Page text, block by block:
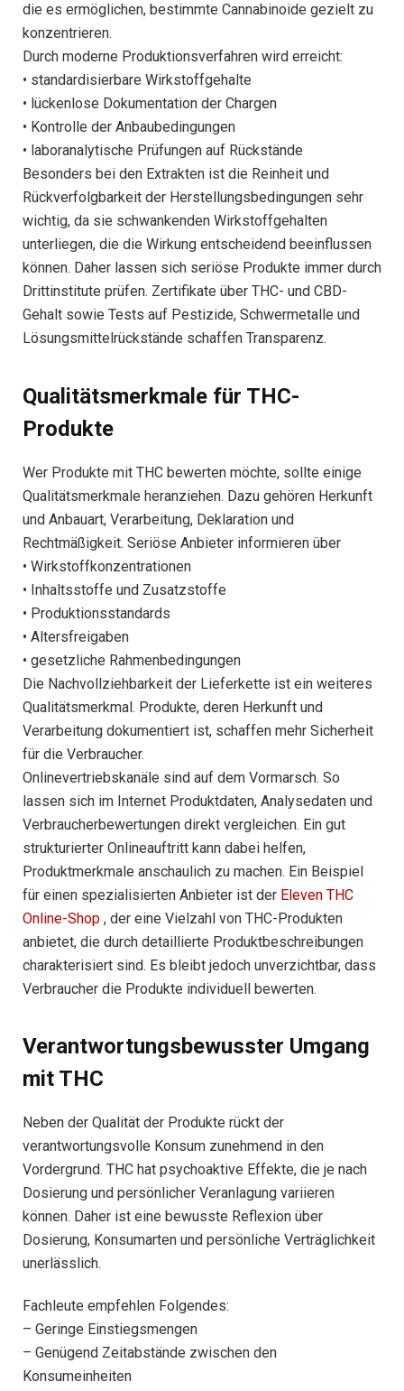
die es ermöglichen, bestimmte Cannabinoide gezielt zu
konzentrieren.
Durch moderne Produktionsverfahren wird erreicht:
• standardisierbare Wirkstoffgehalte
• lückenlose Dokumentation der Chargen
• Kontrolle der Anbaubedingungen
• laboranalytische Prüfungen auf Rückstände
Besonders bei den Extrakten ist die Reinheit und
Rückverfolgbarkeit der Herstellungsbedingungen sehr
wichtig, da sie schwankenden Wirkstoffgehalten
unterliegen, die die Wirkung entscheidend beeinflussen
können. Daher lassen sich seriöse Produkte immer durch
Drittinstitute prüfen. Zertifikate über THC- und CBD-
Gehalt sowie Tests auf Pestizide, Schwermetalle und
Lösungsmittelrückstände schaffen Transparenz.
Qualitätsmerkmale für THC-
Produkte
Wer Produkte mit THC bewerten möchte, sollte einige
Qualitätsmerkmale heranziehen. Dazu gehören Herkunft
und Anbauart, Verarbeitung, Deklaration und
Rechtmäßigkeit. Seriöse Anbieter informieren über
• Wirkstoffkonzentrationen
• Inhaltsstoffe und Zusatzstoffe
• Produktionsstandards
• Altersfreigaben
• gesetzliche Rahmenbedingungen
Die Nachvollziehbarkeit der Lieferkette ist ein weiteres
Qualitätsmerkmal. Produkte, deren Herkunft und
Verarbeitung dokumentiert ist, schaffen mehr Sicherheit
für die Verbraucher.
Onlinevertriebskanäle sind auf dem Vormarsch. So
lassen sich im Internet Produktdaten, Analysedaten und
Verbraucherbewertungen direkt vergleichen. Ein gut
strukturierter Onlineauftritt kann dabei helfen,
Produktmerkmale anschaulich zu machen. Ein Beispiel
für einen spezialisierten Anbieter ist der Eleven THC
Online-Shop , der eine Vielzahl von THC-Produkten
anbietet, die durch detaillierte Produktbeschreibungen
charakterisiert sind. Es bleibt jedoch unverzichtbar, dass
Verbraucher die Produkte individuell bewerten.
Verantwortungsbewusster Umgang
mit THC
Neben der Qualität der Produkte rückt der
verantwortungsvolle Konsum zunehmend in den
Vordergrund. THC hat psychoaktive Effekte, die je nach
Dosierung und persönlicher Veranlagung variieren
können. Daher ist eine bewusste Reflexion über
Dosierung, Konsumarten und persönliche Verträglichkeit
unerlässlich.
Fachleute empfehlen Folgendes:
– Geringe Einstiegsmengen
– Genügend Zeitabstände zwischen den
Konsumeinheiten